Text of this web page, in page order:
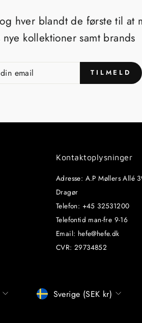
hver blandt de første til at
nye kollektioner samt brands
EMAIL
TILMELD
Kontaktoplysninger
Adresse: A.P Møllers Allé
Dragør
Telefon: +45 32531200
Telefontid man-fre 9-16
Email: hefe@hefe.dk
CVR: 29734852
Betalingsmiddel
Sverige (SEK kr)